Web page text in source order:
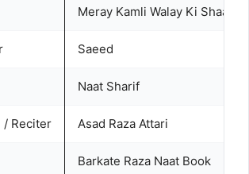
Meray Kamli Walay Ki Shaan
Saeed
Naat Sharif
/ Reciter Asad Raza Attari
Barkate Raza Naat Book